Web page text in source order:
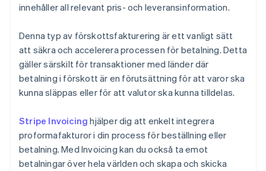
innehåller all relevant pris- och leveransinformation.
Denna typ av förskottsfakturering är ett vanligt sätt
att säkra och accelerera processen för betalning. Detta
gäller särskilt för transaktioner med länder där
betalning i förskott är en förutsättning för att varor ska
kunna släppas eller för att valutor ska kunna tilldelas.
Stripe Invoicing hjälper dig att enkelt integrera
proformafakturor i din process för beställning eller
betalning. Med Invoicing kan du också ta emot
betalningar över hela världen och skapa och skicka